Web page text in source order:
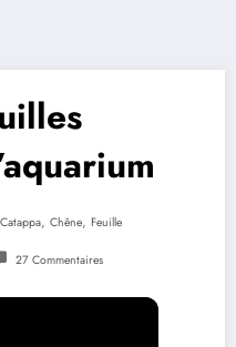
Catappa, Chêne, Feuille
27 Commentaires